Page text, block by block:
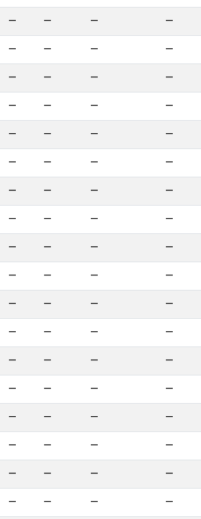
— — — —
— — — —
— — — —
— — — —
— — — —
— — — —
— — — —
— — — —
— — — —
— — — —
— — — —
— — — —
— — — —
— — — —
— — — —
— — — —
— — — —
— — — —